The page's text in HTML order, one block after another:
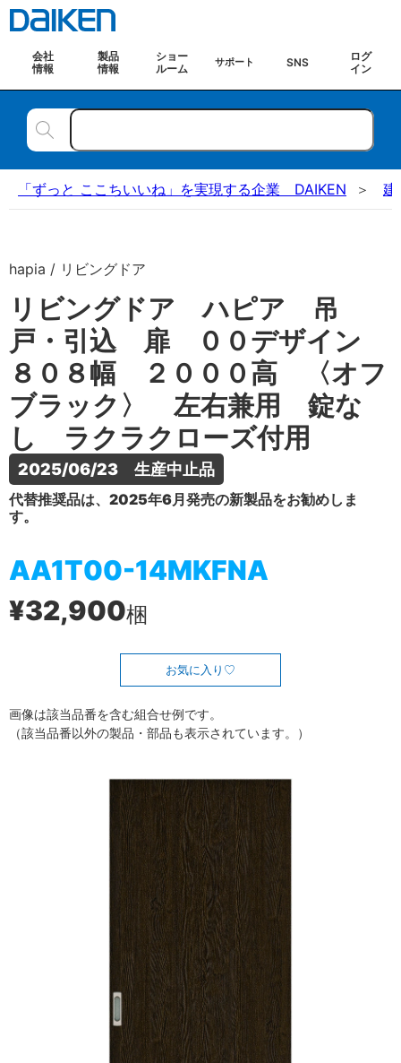
会社
情報
製品
情報
ショー
ルーム
サポート SNS
ログ
イン
「ずっと ここちいいね」を実現する企業 DAIKEN 建
hapia / リビングドア
リビングドア ハピア 吊
戸・引込 扉 ００デザイン
８０８幅 ２０００高 〈オフ
ブラック〉 左右兼用 錠な
し ラクラクローズ付用
2025/06/23　生産中止品
代替推奨品は、2025年6月発売の新製品をお勧めしま
す。
AA1T00-14MKFNA
¥32,900梱
お気に入り
画像は該当品番を含む組合せ例です。
（該当品番以外の製品・部品も表示されています。）